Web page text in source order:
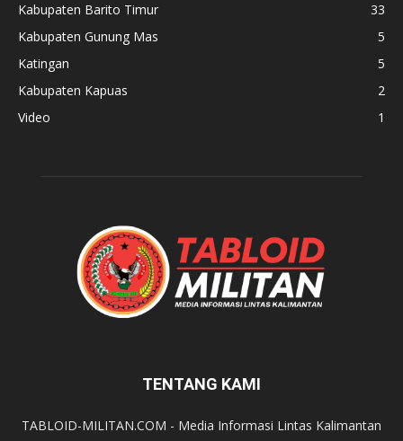
Kabupaten Barito Timur
33
Kabupaten Gunung Mas
5
Katingan
5
Kabupaten Kapuas
2
Video
1
TENTANG KAMI
TABLOID-MILITAN.COM - Media Informasi Lintas Kalimantan